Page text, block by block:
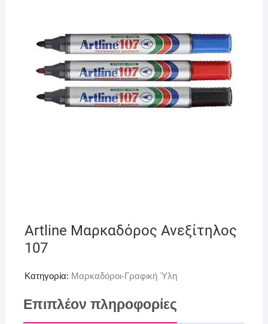
Artline Μαρκαδόρος Ανεξίτηλος
107
Κατηγορία: Μαρκαδόροι-Γραφική Ύλη
Επιπλέον πληροφορίες